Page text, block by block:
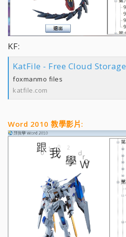
KF:
KatFile - Free Cloud Storage
foxmanmo files
katfile.com
Word 2010 教學影片: